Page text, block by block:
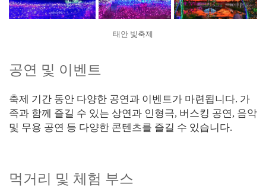
태안 빛축제
공연 및 이벤트
축제 기간 동안 다양한 공연과 이벤트가 마련됩니다. 가
족과 함께 즐길 수 있는 상연과 인형극, 버스킹 공연, 음악
및 무용 공연 등 다양한 콘텐츠를 즐길 수 있습니다.
먹거리 및 체험 부스